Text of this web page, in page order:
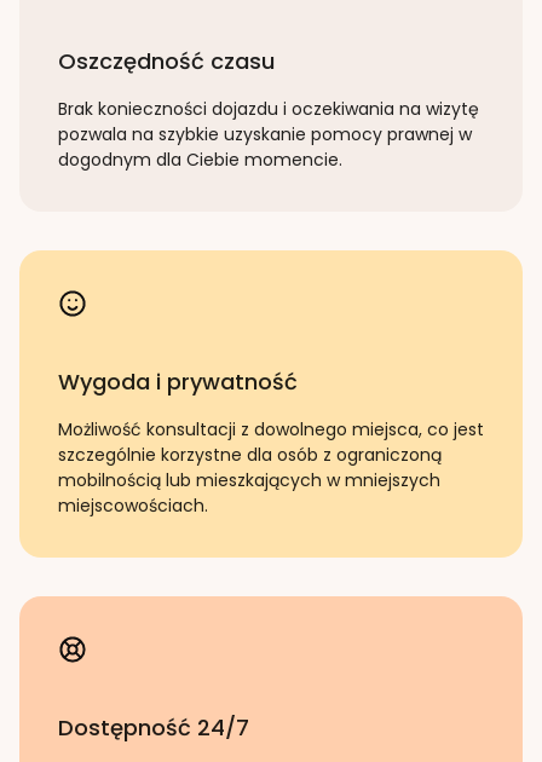
Oszczędność czasu
Brak konieczności dojazdu i oczekiwania na wizytę
pozwala na szybkie uzyskanie pomocy prawnej w
dogodnym dla Ciebie momencie.
Wygoda i prywatność
Możliwość konsultacji z dowolnego miejsca, co jest
szczególnie korzystne dla osób z ograniczoną
mobilnością lub mieszkających w mniejszych
miejscowościach.
Dostępność 24/7